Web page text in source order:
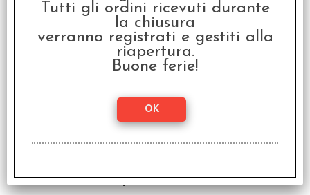
OFFERTA RAVEN PRIME
€ 34,00
Tutti gli ordini ricevuti durante
la chiusura
verranno registrati e gestiti alla
riapertura.
Buone ferie!